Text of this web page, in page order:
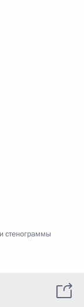
стенограммы